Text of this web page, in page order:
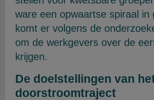
ware een opwaartse spiraal in
komt er volgens de
om de werkgevers over de
krijgen.
De doelstellingen van
doorstroomtraject